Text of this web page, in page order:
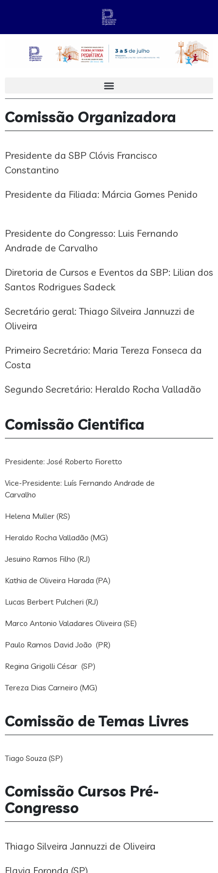
Comissão Organizadora
Presidente da SBP Clóvis Francisco
Constantino
Presidente da Filiada: Márcia Gomes Penido
Presidente do Congresso: Luis Fernando
Andrade de Carvalho
Diretoria de Cursos e Eventos da SBP: Lilian dos
Santos Rodrigues Sadeck
Secretário geral: Thiago Silveira Jannuzzi de
Oliveira
Primeiro Secretário: Maria Tereza Fonseca da
Costa
Segundo Secretário: Heraldo Rocha Valladão
Comissão Cientifica
Presidente: José Roberto Fioretto
Vice-Presidente: Luís Fernando Andrade de
Carvalho
Helena Muller (RS)
Heraldo Rocha Valladão (MG)
Jesuino Ramos Filho (RJ)
Kathia de Oliveira Harada (PA)
Lucas Berbert Pulcheri (RJ)
Marco Antonio Valadares Oliveira (SE)
Paulo Ramos David João (PR)
Regina Grigolli César (SP)
Tereza Dias Carneiro (MG)
Comissão de Temas Livres
Tiago Souza (SP)
Comissão Cursos Pré-
Congresso
Thiago Silveira Jannuzzi de Oliveira
Flavia Foronda (SP)